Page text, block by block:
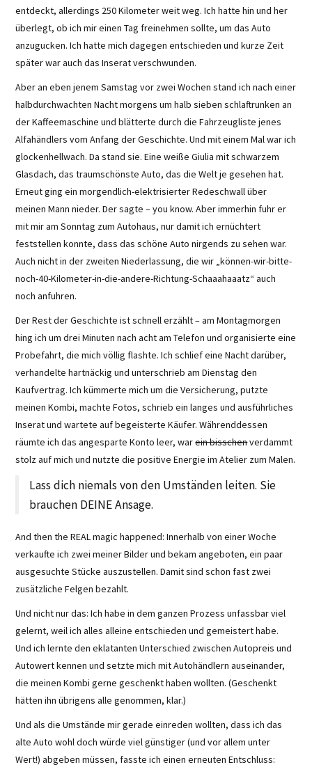
entdeckt, allerdings 250 Kilometer weit weg. Ich hatte hin und her
überlegt, ob ich mir einen Tag freinehmen sollte, um das Auto
anzugucken. Ich hatte mich dagegen entschieden und kurze Zeit
später war auch das Inserat verschwunden.
Aber an eben jenem Samstag vor zwei Wochen stand ich nach einer
halbdurchwachten Nacht morgens um halb sieben schlaftrunken an
der Kaffeemaschine und blätterte durch die Fahrzeugliste jenes
Alfahändlers vom Anfang der Geschichte. Und mit einem Mal war ich
glockenhellwach. Da stand sie. Eine weiße Giulia mit schwarzem
Glasdach, das traumschönste Auto, das die Welt je gesehen hat.
Erneut ging ein morgendlich-elektrisierter Redeschwall über
meinen Mann nieder. Der sagte – you know. Aber immerhin fuhr er
mit mir am Sonntag zum Autohaus, nur damit ich ernüchtert
feststellen konnte, dass das schöne Auto nirgends zu sehen war.
Auch nicht in der zweiten Niederlassung, die wir „können-wir-bitte-
noch-40-Kilometer-in-die-andere-Richtung-Schaaahaaatz“ auch
noch anfuhren.
Der Rest der Geschichte ist schnell erzählt – am Montagmorgen
hing ich um drei Minuten nach acht am Telefon und organisierte eine
Probefahrt, die mich völlig flashte. Ich schlief eine Nacht darüber,
verhandelte hartnäckig und unterschrieb am Dienstag den
Kaufvertrag. Ich kümmerte mich um die Versicherung, putzte
meinen Kombi, machte Fotos, schrieb ein langes und ausführliches
Inserat und wartete auf begeisterte Käufer. Währenddessen
räumte ich das angesparte Konto leer, warein bisschenverdammt
stolz auf mich und nutzte die positive Energie im Atelier zum Malen.
Lass dich niemals von den Umständen leiten. Sie
brauchen DEINE Ansage.
And then the REAL magic happened: Innerhalb von einer Woche
verkaufte ich zwei meiner Bilder und bekam angeboten, ein paar
ausgesuchte Stücke auszustellen. Damit sind schon fast zwei
zusätzliche Felgen bezahlt.
Und nicht nur das: Ich habe in dem ganzen Prozess unfassbar viel
gelernt, weil ich alles alleine entschieden und gemeistert habe.
Und ich lernte den eklatanten Unterschied zwischen Autopreis und
Autowert kennen und setzte mich mit Autohändlern auseinander,
die meinen Kombi gerne geschenkt haben wollten. (Geschenkt
hätten ihn übrigens alle genommen, klar.)
Und als die Umstände mir gerade einreden wollten, dass ich das
alte Auto wohl doch würde viel günstiger (und vor allem unter
Wert!) abgeben müssen, fasste ich einen erneuten Entschluss: